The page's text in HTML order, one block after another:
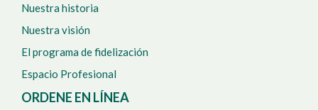
Nuestra historia
Nuestra visión
El programa de fidelización
Espacio Profesional
ORDENE EN LÍNEA